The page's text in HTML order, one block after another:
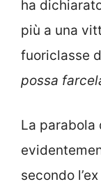
ha
più a una
fuoriclasse
possa
La parabola
secondo